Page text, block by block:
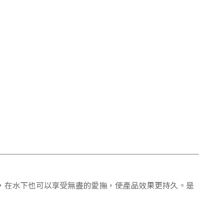
水下也可以享受無盡的愛撫，使產品效果更持久。是